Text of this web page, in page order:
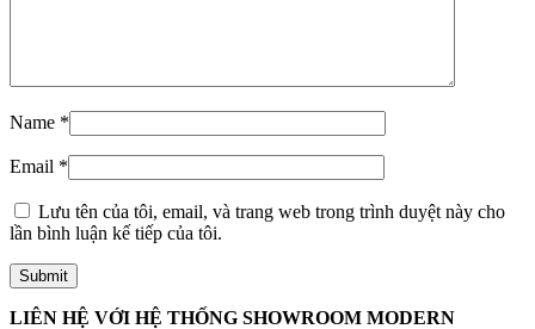
Các loại cửa
Name *
Email *
Lưu tên của tôi, email, và trang web trong trình duyệt này cho
lần bình luận kế tiếp của tôi.
LIÊN HỆ VỚI HỆ THỐNG SHOWROOM MODERN